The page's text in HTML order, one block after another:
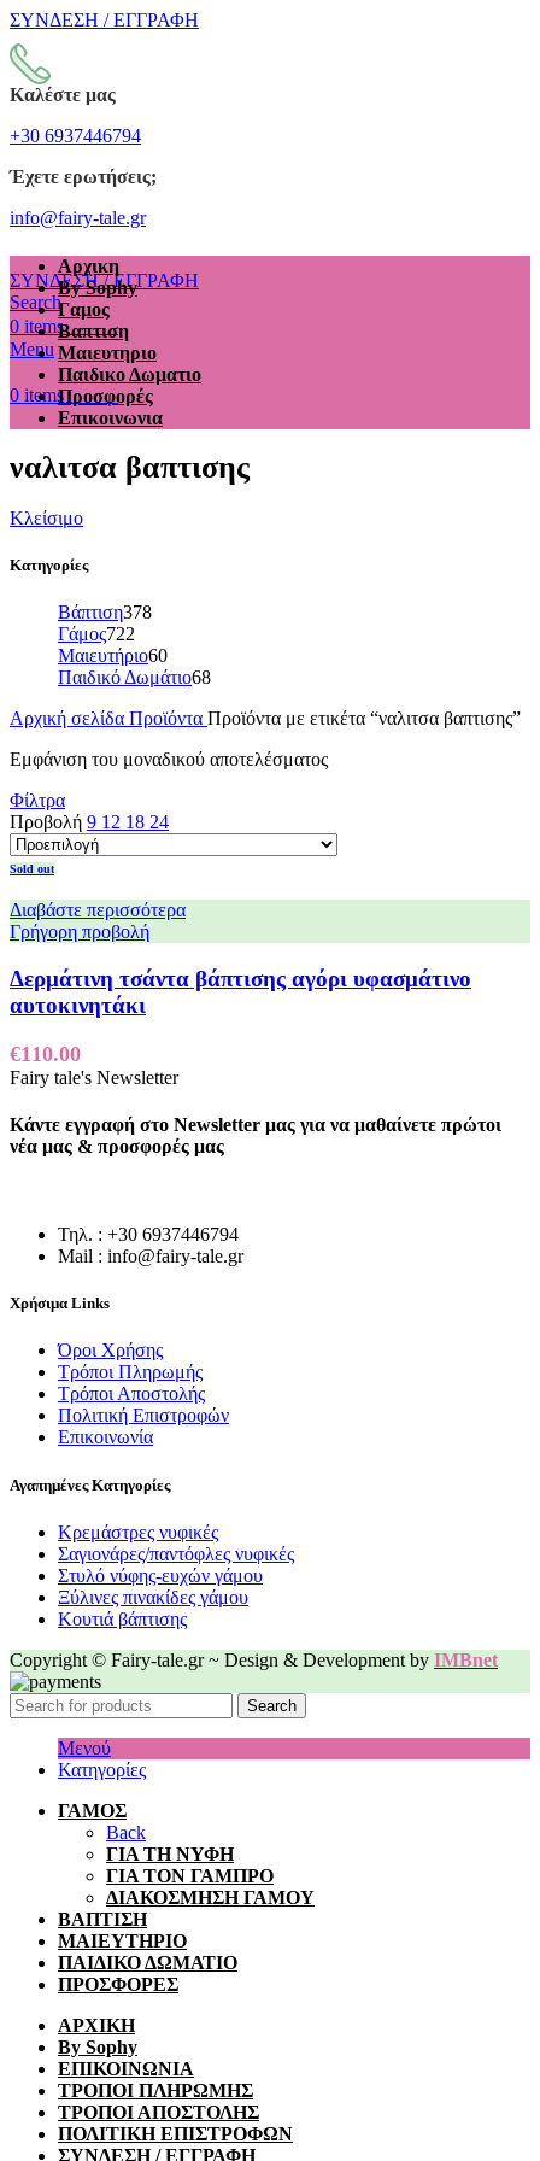
ΣΥΝΔΕΣΗ / ΕΓΓΡΑΦΗ
Καλέστε μας
+30 6937446794
Έχετε ερωτήσεις;
info@fairy-tale.gr
ΣΥΝΔΕΣΗ / ΕΓΓΡΑΦΗ
Search
0 items €0.00
Menu
0 items €0.00
Αρχικη
By Sophy
Γαμος
Βαπτιση
Μαιευτηριο
Παιδικο Δωματιο
Προσφορές
Επικοινωνια
ναλιτσα βαπτισης
Κλείσιμο
Κατηγορίες
Βάπτιση378
Γάμος722
Μαιευτήριο60
Παιδικό Δωμάτιο68
Αρχική σελίδα Προϊόντα Προϊόντα με ετικέτα “ναλιτσα βαπτισης”
Εμφάνιση του μοναδικού αποτελέσματος
Φίλτρα
Προβολή 9 12 18 24
Sold out
Διαβάστε περισσότερα
Γρήγορη προβολή
Δερμάτινη τσάντα βάπτισης αγόρι υφασμάτινο
αυτοκινητάκι
€110.00
Fairy tale's Newsletter
Κάντε εγγραφή στο Newsletter μας για να μαθαίνετε πρώτοι
νέα μας & προσφορές μας
Τηλ. : +30 6937446794
Mail : info@fairy-tale.gr
Χρήσιμα Links
Όροι Χρήσης
Τρόποι Πληρωμής
Τρόποι Αποστολής
Πολιτική Επιστροφών
Επικοινωνία
Αγαπημένες Κατηγορίες
Κρεμάστρες νυφικές
Σαγιονάρες/παντόφλες νυφικές
Στυλό νύφης-ευχών γάμου
Ξύλινες πινακίδες γάμου
Κουτιά βάπτισης
Copyright © Fairy-tale.gr ~ Design & Development by IMBnet
Search
Μενού
Κατηγορίες
ΓΑΜΟΣ
Back
ΓΙΑ ΤΗ ΝΥΦΗ
ΓΙΑ ΤΟΝ ΓΑΜΠΡΟ
ΔΙΑΚΟΣΜΗΣΗ ΓΑΜΟΥ
ΒΑΠΤΙΣΗ
ΜΑΙΕΥΤΗΡΙΟ
ΠΑΙΔΙΚΟ ΔΩΜΑΤΙΟ
ΠΡΟΣΦΟΡΕΣ
ΑΡΧΙΚΗ
By Sophy
ΕΠΙΚΟΙΝΩΝΙΑ
ΤΡΟΠΟΙ ΠΛΗΡΩΜΗΣ
ΤΡΟΠΟΙ ΑΠΟΣΤΟΛΗΣ
ΠΟΛΙΤΙΚΗ ΕΠΙΣΤΡΟΦΩΝ
ΣΥΝΔΕΣΗ / ΕΓΓΡΑΦΗ